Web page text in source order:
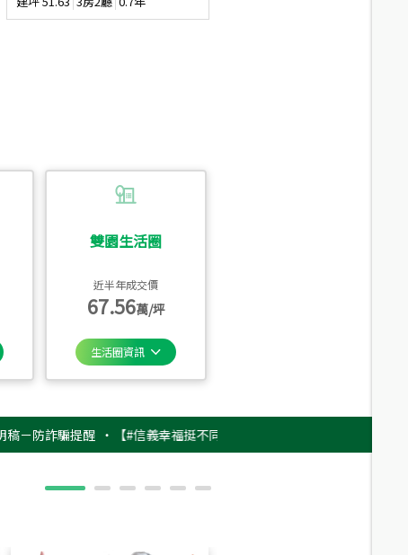
雙園生活圈
近半年成交價
67.56萬/坪
生活圈資訊
騙提醒 ‧【#信義幸福挺不同】用實力，讓升職免抽號碼牌！最新雇